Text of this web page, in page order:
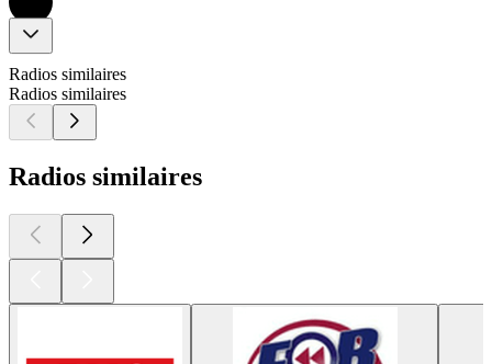
Radios similaires
Radios similaires
Radios similaires